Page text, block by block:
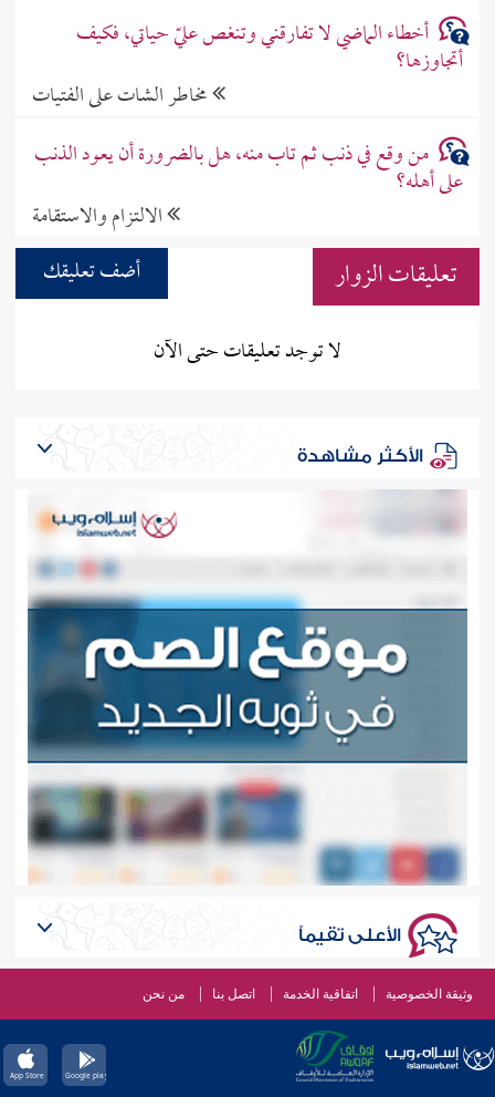
أخطاء الماضي لا تفارقني وتنغص عليّ حياتي، فكيف
أتجاوزها؟
مخاطر الشات على الفتيات
من وقع في ذنب ثم تاب منه، هل بالضرورة أن يعود الذنب
على أهله؟
الالتزام والاستقامة
تعليقات الزوار
أضف تعليقك
لا توجد تعليقات حتى الآن
الأكثر مشاهدة
الأعلى تقيماً
وثيقة الخصوصية اتفاقية الخدمة اتصل بنا من نحن